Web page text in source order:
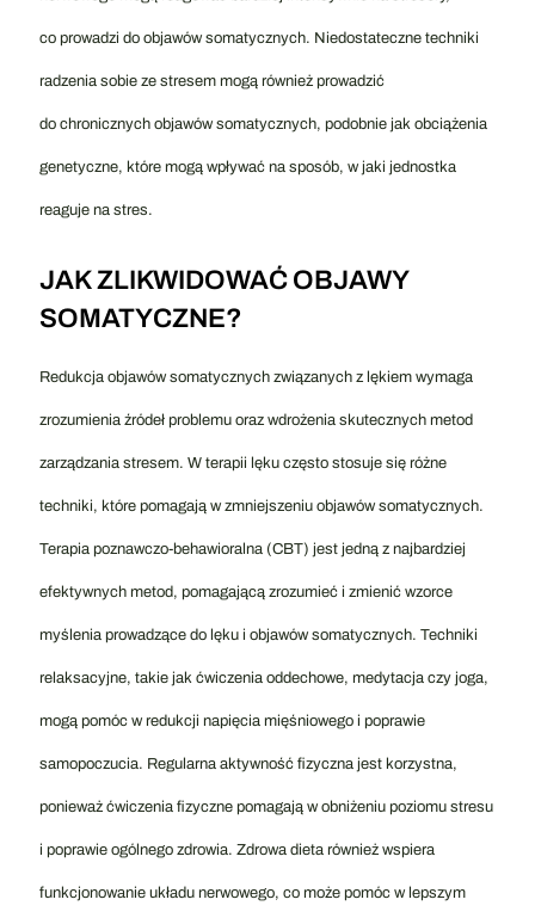
co prowadzi do objawów somatycznych. Niedostateczne techniki
radzenia sobie ze stresem mogą również prowadzić
do chronicznych objawów somatycznych, podobnie jak obciążenia
genetyczne, które mogą wpływać na sposób, w jaki jednostka
reaguje na stres.
JAK ZLIKWIDOWAĆ OBJAWY
SOMATYCZNE?
Redukcja objawów somatycznych związanych z lękiem wymaga
zrozumienia źródeł problemu oraz wdrożenia skutecznych metod
zarządzania stresem. W terapii lęku często stosuje się różne
techniki, które pomagają w zmniejszeniu objawów somatycznych.
Terapia poznawczo-behawioralna (CBT) jest jedną z najbardziej
efektywnych metod, pomagającą zrozumieć i zmienić wzorce
myślenia prowadzące do lęku i objawów somatycznych. Techniki
relaksacyjne, takie jak ćwiczenia oddechowe, medytacja czy joga,
mogą pomóc w redukcji napięcia mięśniowego i poprawie
samopoczucia. Regularna aktywność fizyczna jest korzystna,
ponieważ ćwiczenia fizyczne pomagają w obniżeniu poziomu stresu
i poprawie ogólnego zdrowia. Zdrowa dieta również wspiera
funkcjonowanie układu nerwowego, co może pomóc w lepszym